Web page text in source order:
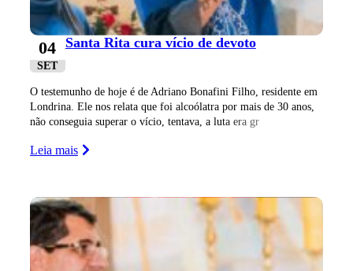
04
SET
Santa Rita cura vício de devoto
O testemunho de hoje é de Adriano Bonafini Filho, residente em
Londrina. Ele nos relata que foi alcoólatra por mais de 30 anos,
não conseguia superar o vício, tentava, a luta era gr
Leia mais